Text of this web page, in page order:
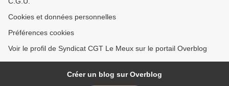
Cookies et données personnelles
Préférences cookies
Voir le profil de Syndicat CGT Le Meux sur le portail Overblog
Créer un blog sur Overblog